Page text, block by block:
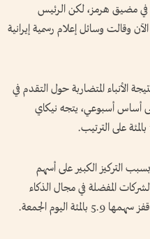
في مضيق هرمز، ‌لكن الرئيس
وقالت وسائل إعلام رسمية إيرانية
الأنباء المتضاربة حول التقدم في
أساس أسبوعي، ​يتجه نيكاي
التركيز الكبير على أسهم
المفضلة ⁠في مجال الذكاء
الجمعة.